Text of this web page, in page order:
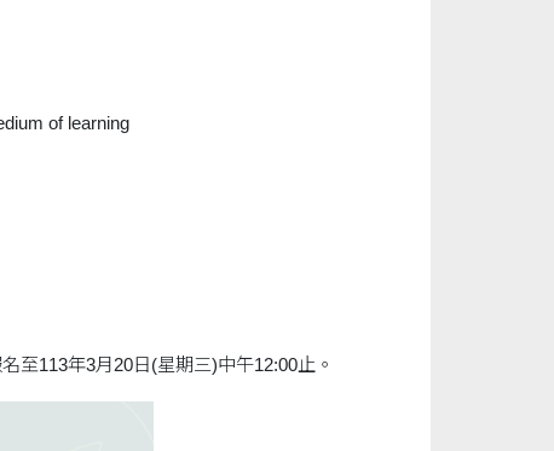
of learning
至113年3月20日(星期三)中午12:00止。